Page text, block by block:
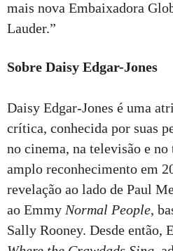
mais nova Embaixadora
Lauder.”
Sobre Daisy Edgar-Jones
Daisy Edgar-Jones é uma
crítica, conhecida por suas
no cinema, na televisão e no
amplo reconhecimento em
revelação ao lado de Paul
ao Emmy Normal People,
Sally Rooney. Desde então,